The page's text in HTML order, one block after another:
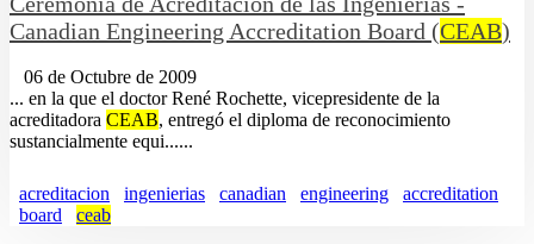
Canadian Engineering Accreditation Board (CEAB)
06 de Octubre de 2009
... en la que el doctor René Rochette, vicepresidente de la
acreditadora CEAB, entregó el diploma de reconocimiento
sustancialmente equi......
acreditacion ingenierias canadian engineering
accreditation
board
ceab